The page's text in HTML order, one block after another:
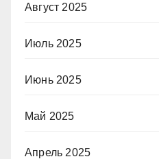
Август 2025
Июль 2025
Июнь 2025
Май 2025
Апрель 2025